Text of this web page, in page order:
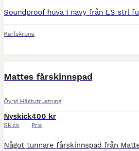
Karlskrona
Mattes fårskinnspad
Övrig Hästutrustning
Nyskick
Skick
400 kr
Pris